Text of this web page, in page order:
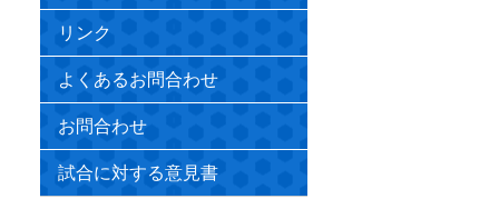
リンク
よくあるお問合わせ
お問合わせ
試合に対する意見書